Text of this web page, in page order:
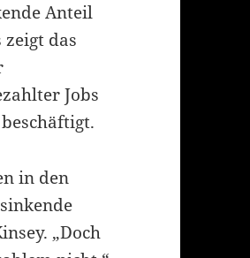
Anteil
das
Jobs
in den
„Doch